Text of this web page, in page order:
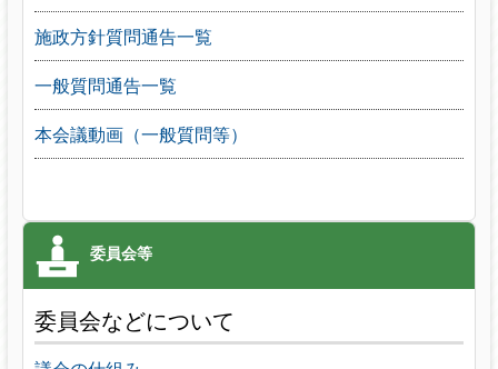
施政方針質問通告一覧
一般質問通告一覧
本会議動画（一般質問等）
委員会などについて